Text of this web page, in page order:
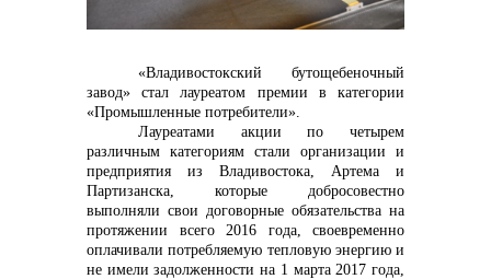
+7 (423) 234 50 50
info@vostokcement.ru
«Владивостокский бутощебеночный
завод» стал лауреатом премии в категории
«Промышленные потребители».
Лауреатами акции по четырем
различным категориям стали организации и
предприятия из Владивостока, Артема и
Партизанска, которые добросовестно
выполняли свои договорные обязательства на
протяжении всего 2016 года, своевременно
оплачивали потребляемую тепловую энергию и
не имели задолженности на 1 марта 2017 года,